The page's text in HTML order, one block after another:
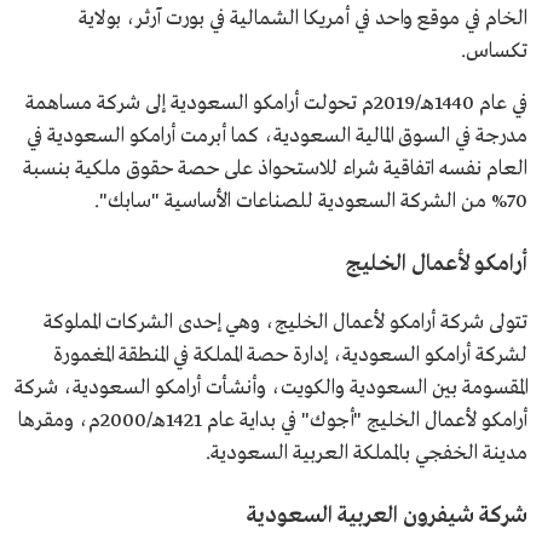
الخام في موقع واحد في أمريكا الشمالية في بورت آرثر، بولاية
تكساس.
في عام 1440هـ/2019م تحولت أرامكو السعودية إلى شركة مساهمة
مدرجة في السوق المالية السعودية، كما أبرمت أرامكو السعودية في
العام نفسه اتفاقية شراء للاستحواذ على حصة حقوق ملكية بنسبة
70% من الشركة السعودية للصناعات الأساسية "سابك".
أرامكو لأعمال الخليج
تتولى شركة أرامكو لأعمال الخليج، وهي إحدى الشركات المملوكة
لشركة أرامكو السعودية، إدارة حصة المملكة في المنطقة المغمورة
المقسومة بين السعودية والكويت، وأنشأت أرامكو السعودية، شركة
أرامكو لأعمال الخليج "أجوك" في بداية عام 1421هـ/2000م، ومقرها
مدينة الخفجي بالمملكة العربية السعودية.
شركة شيفرون العربية السعودية